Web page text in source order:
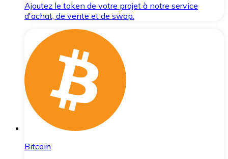
Ajoutez le token de votre projet à notre service
d'achat, de vente et de swap.
Bitcoin